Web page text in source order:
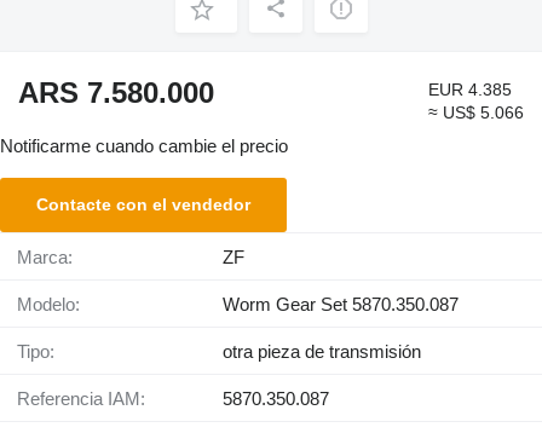
ARS 7.580.000
EUR 4.385
≈ US$ 5.066
Notificarme cuando cambie el precio
Contacte con el vendedor
Marca: ZF
Modelo: Worm Gear Set 5870.350.087
Tipo: otra pieza de transmisión
Referencia IAM: 5870.350.087